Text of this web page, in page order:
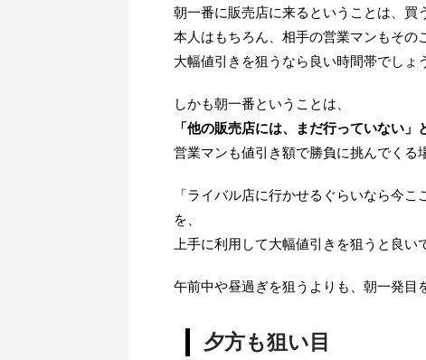
朝一番に販売店に来るということは、買
本人はもちろん、相手の営業マンもその
大幅値引きを狙うなら良い時間帯でしょ
しかも朝一番ということは、
「他の販売店には、まだ行っていない」
営業マンも値引き額で勝負に挑んでくる
「ライバル店に行かせるぐらいなら今
を、
上手に利用して大幅値引きを狙うと良い
午前中や昼過ぎを狙うよりも、朝一発目
夕方も狙い目